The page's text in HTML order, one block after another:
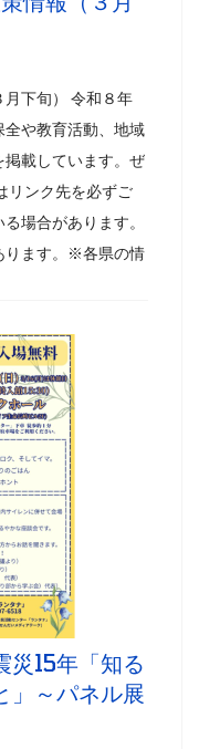
下旬） 令和８年
全や教育活動、地域
載しています。ぜ
ンク先を必ずご
場合があります。
ります。※各県の情
災15年「知る
」～パネル展